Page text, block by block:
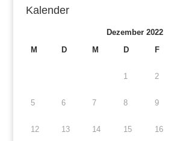
Kalender
Dezember 2022
M
D M D F
1 2
5 6 7 8 9
12 13 14 15 16